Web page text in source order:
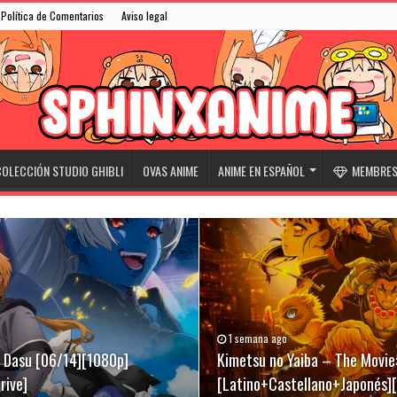
Política de Comentarios Aviso legal
STUDIO GHIBLI OVAS ANIME ANIME EN ESPAÑOL
Dasu [06/14][1080p]
1 semana ago
Kimetsu no Yaiba – The
31/05/2026
Niwatori Fighter (Rooster
07/03/2026
Evangelion Broadcast 30th
[Sub-Español][Mega-Drive]